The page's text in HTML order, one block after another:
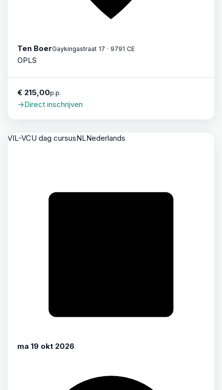
Ten BoerGaykingastraat 17 · 9791 CE
OPLS
€ 215,00p.p.
→Direct inschrijven
VIL-VCU dag cursusNLNederlands
ma 19 okt 2026